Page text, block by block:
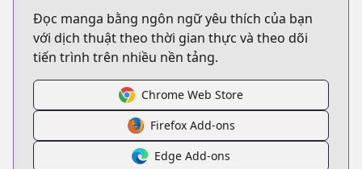
Đọc manga bằng ngôn ngữ yêu thích của bạn
với dịch thuật theo thời gian thực và theo dõi
tiến trình trên nhiều nền tảng.
Chrome Web Store
Firefox Add-ons
Edge Add-ons